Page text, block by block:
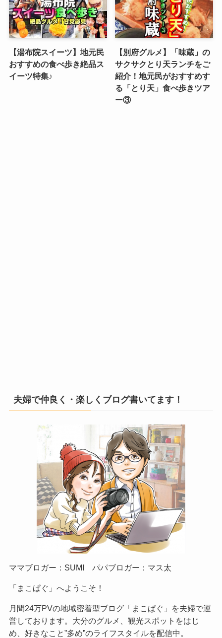
【湯布院スイーツ】地元民
おすすめの食べ歩き絶品ス
イーツ特集♪
【別府グルメ】「味蔵」の
サクサクとり天ランチをご
紹介！地元民がおすすめす
る「とり天」食べ歩きツア
ー③
夫婦で仲良く・楽しくブログ書いてます！
ママブロガー：SUMI パパブロガー：マス太
「まこぱぐ」へようこそ！
月間24万PVの地域密着型ブログ「まこぱぐ」を夫婦で運
営しております。大分のグルメ、観光スポットをはじ
め、好きなこと”多め”のライフスタイルを配信中。